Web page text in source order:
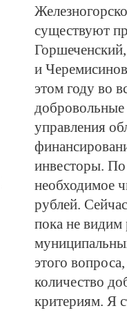
существуют
и
этом году во
управления
инвесторы. По
необходимое
рублей.
пока не видим
этого
количество
критериям. Я